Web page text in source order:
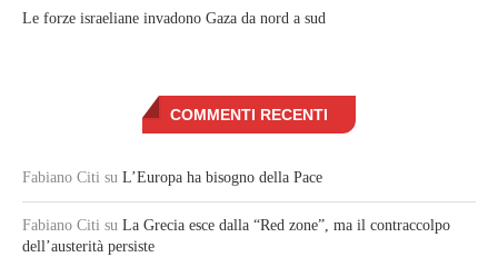
Le forze israeliane invadono Gaza da nord a sud
COMMENTI RECENTI
Fabiano Citi su L’Europa ha bisogno della Pace
Fabiano Citi su La Grecia esce dalla “Red zone”, ma il contraccolpo
dell’austerità persiste